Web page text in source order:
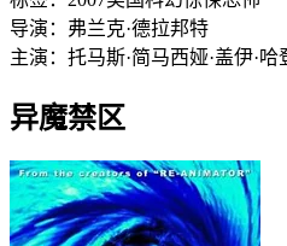
导演： 弗兰克·德拉邦特
主演： 托马斯·简马西娅·盖伊·哈
异魔禁区